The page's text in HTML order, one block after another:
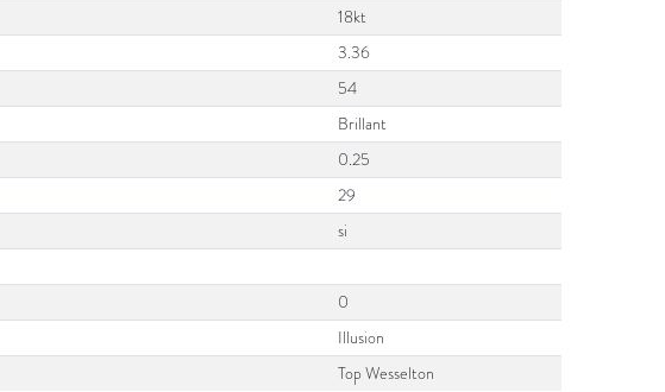
18kt
3.36
54
Brillant
0.25
29
si
0
Illusion
Top Wesselton